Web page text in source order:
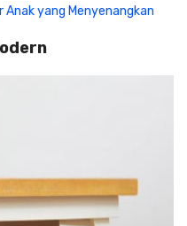
Anak yang Menyenangkan